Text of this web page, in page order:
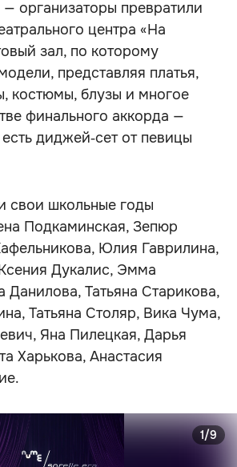
организаторы превратили
центра «На
зал, по которому
представляя платья,
костюмы, блузы и многое
финального аккорда —
диджей‑сет от певицы
свои школьные годы
Подкаминская, Зепюр
Юлия Гаврилина,
Дукалис, Эмма
Данилова, Татьяна Старикова,
Татьяна Столяр, Вика Чума,
Яна Пилецкая, Дарья
Харькова, Анастасия
1/9